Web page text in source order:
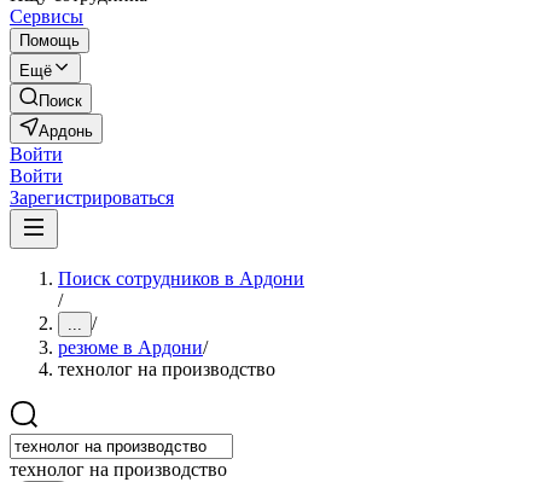
Сервисы
Помощь
Ещё
Поиск
Ардонь
Войти
Войти
Зарегистрироваться
Поиск сотрудников в Ардони
/
... /
резюме в Ардони/
технолог на производство
технолог на производство